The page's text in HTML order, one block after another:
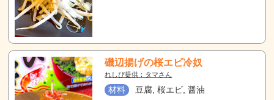
磯辺揚げの桜エビ冷奴
れしぴ提供：タマさん
材料 豆腐, 桜エビ, 醤油